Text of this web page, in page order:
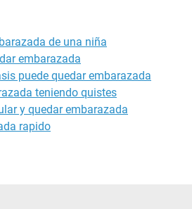
de una niña
embarazada
puede quedar embarazada
teniendo quistes
y quedar embarazada
rapido